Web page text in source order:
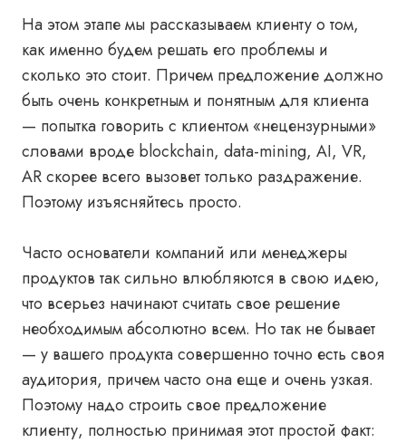
На этом этапе мы рассказываем клиенту о том,
как именно будем решать его проблемы и
сколько это стоит. Причем предложение должно
быть очень конкретным и понятным для клиента
— попытка говорить с клиентом «нецензурными»
словами вроде blockchain, data-mining, AI, VR,
AR скорее всего вызовет только раздражение.
Поэтому изъясняйтесь просто.
Часто основатели компаний или менеджеры
продуктов так сильно влюбляются в свою идею,
что всерьез начинают считать свое решение
необходимым абсолютно всем. Но так не бывает
— у вашего продукта совершенно точно есть своя
аудитория, причем часто она еще и очень узкая.
Поэтому надо строить свое предложение
клиенту, полностью принимая этот простой факт: